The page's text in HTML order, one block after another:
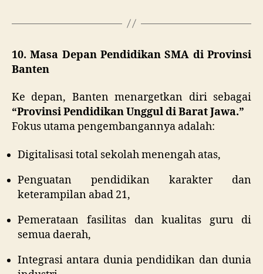
10. Masa Depan Pendidikan SMA di Provinsi
Banten
Ke depan, Banten menargetkan diri sebagai
“Provinsi Pendidikan Unggul di Barat Jawa.”
Fokus utama pengembangannya adalah:
Digitalisasi total sekolah menengah atas,
Penguatan pendidikan karakter dan
keterampilan abad 21,
Pemerataan fasilitas dan kualitas guru di
semua daerah,
Integrasi antara dunia pendidikan dan dunia